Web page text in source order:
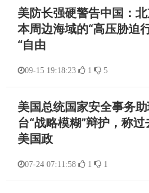
美防长强硬警告中国：
本周边海域的“高压胁迫
“自由
09-15 19:18:23 1 5
美国总统国家安全事务
台“战略模糊”辩护，称
美国政
07-24 07:11:58 1 1